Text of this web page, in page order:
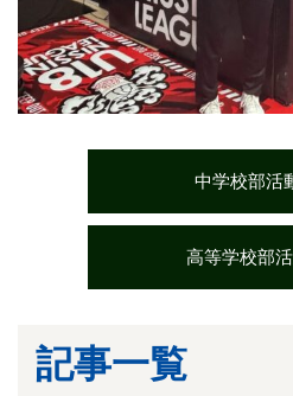
中学校部活
高等学校部
記事一覧